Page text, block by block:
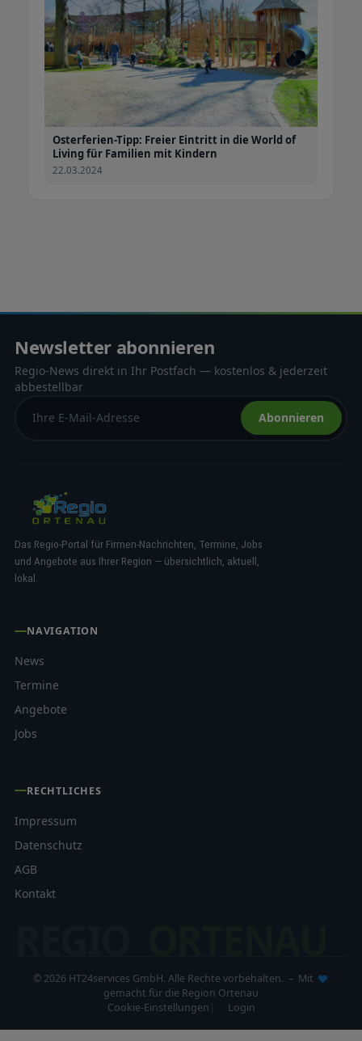
Osterferien-Tipp: Freier Eintritt in die World of
Living für Familien mit Kindern
22.03.2024
Newsletter abonnieren
Regio-News direkt in Ihr Postfach — kostenlos & jederzeit
abbestellbar
Abonnieren
Das Regio-Portal für Firmen-Nachrichten, Termine, Jobs
und Angebote aus Ihrer Region — übersichtlich, aktuell,
lokal.
NAVIGATION
News
Termine
Angebote
Jobs
RECHTLICHES
Impressum
Datenschutz
AGB
Kontakt
© 2026 HT24services GmbH. Alle Rechte vorbehalten. – Mit
gemacht für die Region Ortenau
Cookie-Einstellungen
Login